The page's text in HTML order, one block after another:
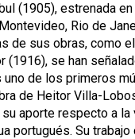
(1905), estrenada
Rio de
de sus obras, como el
(1916), se han
uno de los primeros
de Heitor Villa-
su aporte respecto a
portugués. Su